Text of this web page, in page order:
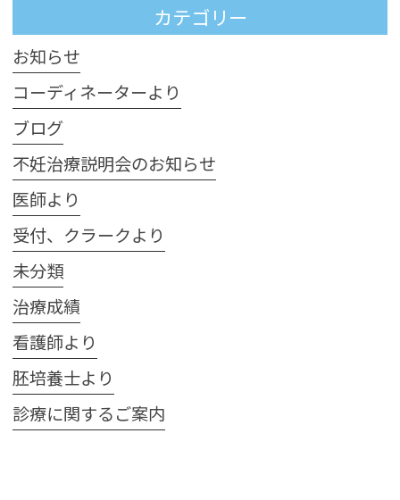
カテゴリー
お知らせ
コーディネーターより
ブログ
不妊治療説明会のお知らせ
医師より
受付、クラークより
未分類
治療成績
看護師より
胚培養士より
診療に関するご案内